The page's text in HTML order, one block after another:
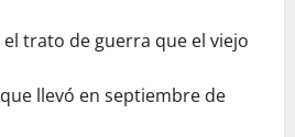
trato de guerra que el viejo
llevó en septiembre de